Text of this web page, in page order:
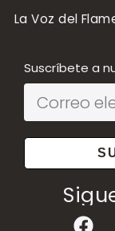
La Voz del
Suscríbete a